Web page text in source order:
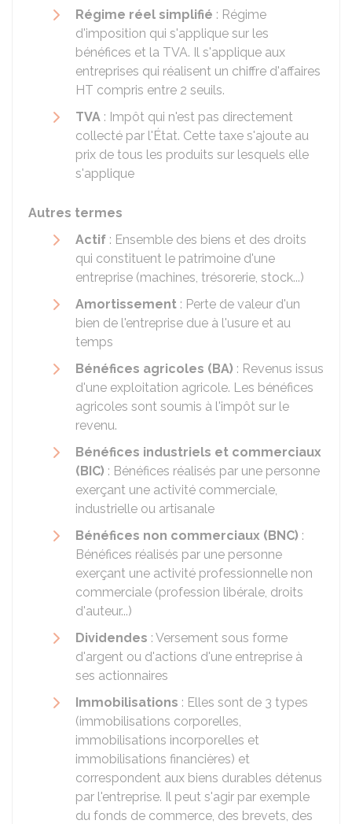
Régime réel simplifié : Régime
d'imposition qui s'applique sur les
bénéfices et la TVA. Il s'applique aux
entreprises qui réalisent un chiffre d'affaires
HT compris entre 2 seuils.
TVA : Impôt qui n'est pas directement
collecté par l'État. Cette taxe s'ajoute au
prix de tous les produits sur lesquels elle
s'applique
Autres termes
Actif : Ensemble des biens et des droits
qui constituent le patrimoine d'une
entreprise (machines, trésorerie, stock...)
Amortissement : Perte de valeur d'un
bien de l'entreprise due à l'usure et au
temps
Bénéfices agricoles (BA) : Revenus issus
d'une exploitation agricole. Les bénéfices
agricoles sont soumis à l'impôt sur le
revenu.
Bénéfices industriels et commerciaux
(BIC) : Bénéfices réalisés par une personne
exerçant une activité commerciale,
industrielle ou artisanale
Bénéfices non commerciaux (BNC) :
Bénéfices réalisés par une personne
exerçant une activité professionnelle non
commerciale (profession libérale, droits
d'auteur...)
Dividendes : Versement sous forme
d'argent ou d'actions d'une entreprise à
ses actionnaires
Immobilisations : Elles sont de 3 types
(immobilisations corporelles,
immobilisations incorporelles et
immobilisations financières) et
correspondent aux biens durables détenus
par l'entreprise. Il peut s'agir par exemple
du fonds de commerce, des brevets, des